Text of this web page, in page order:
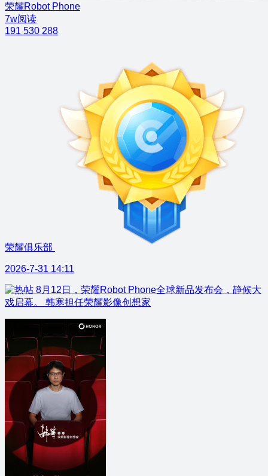
荣耀Robot Phone
7w阅读
191 530 288
荣耀俱乐部
2026-7-31 14:11
8月12日，荣耀Robot Phone全球新品发布会，静候大
戏启幕。 韩寒担任荣耀影像创想家